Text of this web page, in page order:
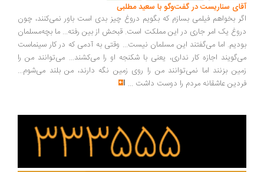
سناریست در گفت‌وگو با سعید مطلبی
بخواهم فیلمی بسازم که بگویم دروغ چیز بدی است باور نمی‌کنند، چون
یک امر جاری در این مملکت است. قبحش از بین رفته... ما بچه‌مسلمان
اما می‌گفتند این مسلمان نیست... وقتی به آدمی که در کار سینماست
اجازه کار نداری، یعنی با شکنجه او را می‌کشند... می‌توانند من را
بزنند اما نمی‌توانند من را روی زمین نگه دارند، من بلند می‌شوم...
عاشقانه مردم را دوست داشت ...